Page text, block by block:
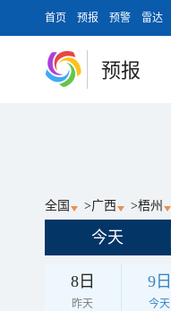
首页 预报 预警 雷达
预报
全国 >广西 >梧州
今天
8日
昨天
9日
今天